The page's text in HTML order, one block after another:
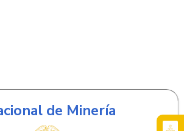
de Minería